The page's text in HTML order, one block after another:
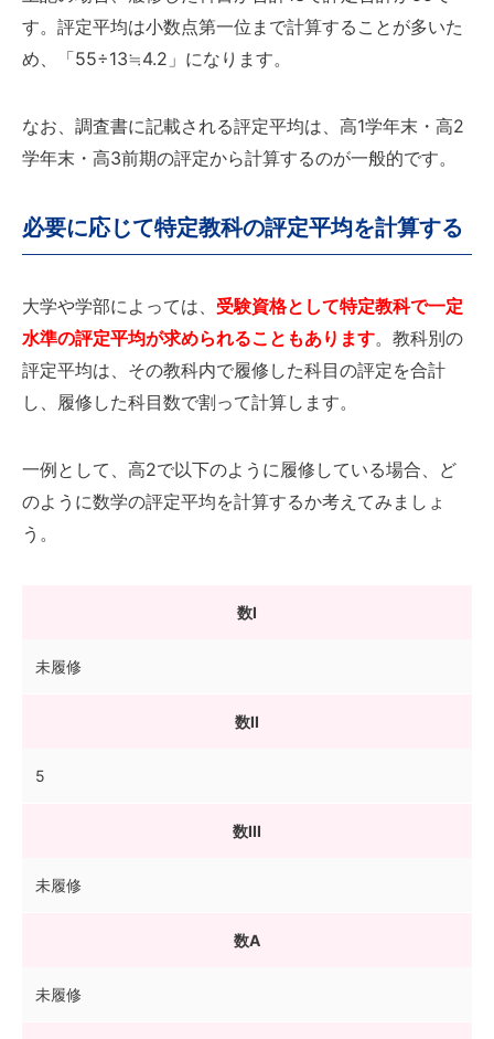
す。評定平均は小数点第一位まで計算することが多いた
め、「55÷13≒4.2」になります。
なお、調査書に記載される評定平均は、高1学年末・高2
学年末・高3前期の評定から計算するのが一般的です。
必要に応じて特定教科の評定平均を計算する
大学や学部によっては、 受験資格として特定教科で一定
水準の評定平均が求められることもあります。教科別の
評定平均は、その教科内で履修した科目の評定を合計
し、履修した科目数で割って計算します。
一例として、高2で以下のように履修している場合、ど
のように数学の評定平均を計算するか考えてみましょ
う。
数I
未履修
数II
5
数III
未履修
数A
未履修